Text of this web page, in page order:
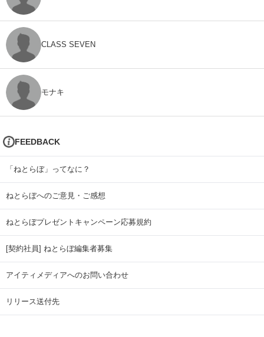
CLASS SEVEN
モナキ
FEEDBACK
「ねとらぼ」ってなに？
ねとらぼへのご意見・ご感想
ねとらぼプレゼントキャンペーン応募規約
[契約社員] ねとらぼ編集者募集
アイティメディアへのお問い合わせ
リリース送付先